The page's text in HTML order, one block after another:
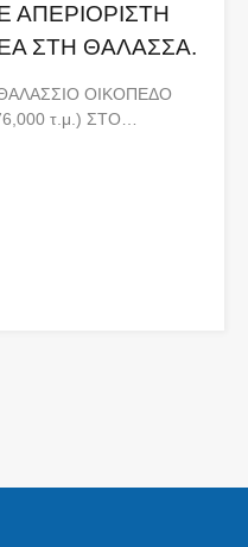
ΑΠΕΡΙΟΡΙΣΤΗ
ΣΤΗ ΘΑΛΑΣΣΑ.
ΟΙΚΟΠΕΔΟ
τ.μ.) ΣΤΟ…